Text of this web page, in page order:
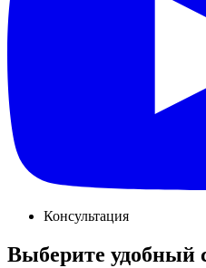
Консультация
Выберите удобный